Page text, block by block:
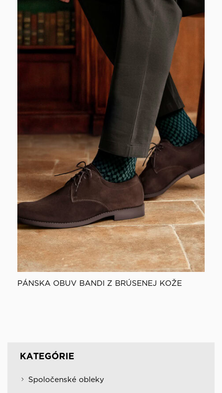
KATEGÓRIE
Spoločenské obleky
PÁNSKA OBUV BANDI Z BRÚSENEJ KOŽE